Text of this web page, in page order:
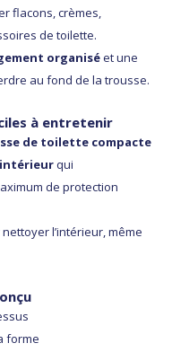
flacons, crèmes,
de toilette.
organiséet une
au fond de la trousse.
à entretenir
de toilette compacte
qui
de protection
l’intérieur, même
forme